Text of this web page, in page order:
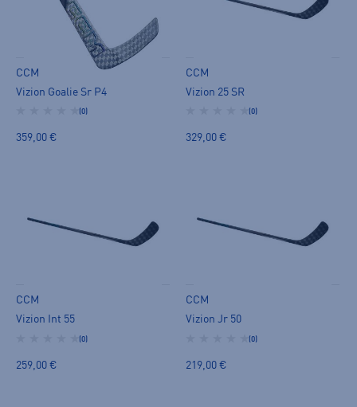
CCM
Vizion Goalie Sr P4
(0)
359,00 €
CCM
Vizion 25 SR
(0)
329,00 €
CCM
Vizion Int 55
(0)
259,00 €
CCM
Vizion Jr 50
(0)
219,00 €